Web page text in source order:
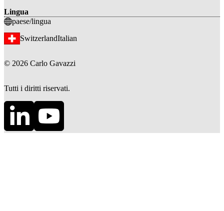
Lingua
paese/lingua
SwitzerlandItalian
© 2026 Carlo Gavazzi
Tutti i diritti riservati.